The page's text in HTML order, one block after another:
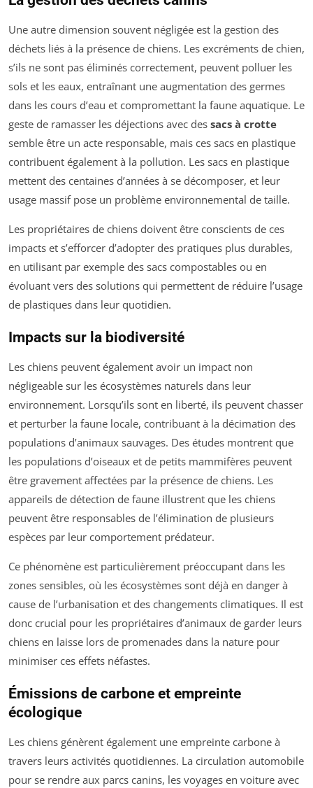
Une autre dimension souvent négligée est la gestion des
déchets liés à la présence de chiens. Les excréments de chien,
s’ils ne sont pas éliminés correctement, peuvent polluer les
sols et les eaux, entraînant une augmentation des germes
dans les cours d’eau et compromettant la faune aquatique. Le
geste de ramasser les déjections avec des sacs à crotte
semble être un acte responsable, mais ces sacs en plastique
contribuent également à la pollution. Les sacs en plastique
mettent des centaines d’années à se décomposer, et leur
usage massif pose un problème environnemental de taille.
Les propriétaires de chiens doivent être conscients de ces
impacts et s’efforcer d’adopter des pratiques plus durables,
en utilisant par exemple des sacs compostables ou en
évoluant vers des solutions qui permettent de réduire l’usage
de plastiques dans leur quotidien.
Impacts sur la biodiversité
Les chiens peuvent également avoir un impact non
négligeable sur les écosystèmes naturels dans leur
environnement. Lorsqu’ils sont en liberté, ils peuvent chasser
et perturber la faune locale, contribuant à la décimation des
populations d’animaux sauvages. Des études montrent que
les populations d’oiseaux et de petits mammifères peuvent
être gravement affectées par la présence de chiens. Les
appareils de détection de faune illustrent que les chiens
peuvent être responsables de l’élimination de plusieurs
espèces par leur comportement prédateur.
Ce phénomène est particulièrement préoccupant dans les
zones sensibles, où les écosystèmes sont déjà en danger à
cause de l’urbanisation et des changements climatiques. Il est
donc crucial pour les propriétaires d’animaux de garder leurs
chiens en laisse lors de promenades dans la nature pour
minimiser ces effets néfastes.
Émissions de carbone et empreinte
écologique
Les chiens génèrent également une empreinte carbone à
travers leurs activités quotidiennes. La circulation automobile
pour se rendre aux parcs canins, les voyages en voiture avec